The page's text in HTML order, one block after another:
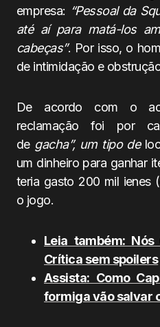
empresa: “Pessoal da
até aí para matá-los
cabeças”. Por isso, o
de intimidação e
De acordo com o
reclamação foi por
de gacha”, um tipo de
um dinheiro para ganhar
teria gasto 200 mil ienes
o jogo.
Leia também: Nós
Crítica sem spoilers
Assista: Como
formiga vão salvar